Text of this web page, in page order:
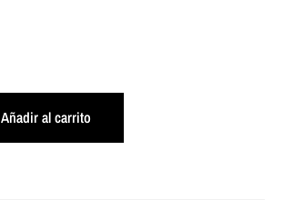
Añadir al carrito